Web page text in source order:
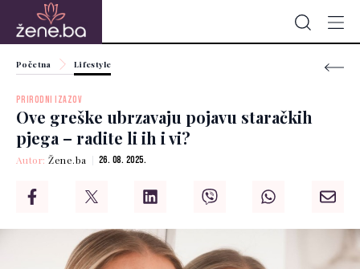
Početna Lifestyle
PRIRODNI IZAZOV
Ove greške ubrzavaju pojavu staračkih
pjega – radite li ih i vi?
Autor:Žene.ba 26. 08. 2025.